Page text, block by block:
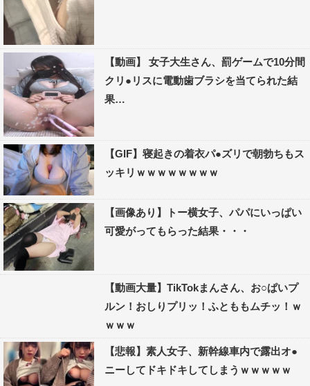
【動画】 女子大生さん、罰ゲームで10分間
クリ●リスに電動歯ブラシを当てられた結
果…
【GIF】寝起きの着衣パ●ズリで朝勃ちもス
ッキリｗｗｗｗｗｗｗｗ
【画像あり】トー横女子、パパにいっぱい
可愛がってもらった結果・・・
【動画大量】TikTokまんさん、お○ぱいプ
ルン！おしりプリッ！ふとももムチッ！ｗ
ｗｗｗ
【悲報】素人女子、新幹線車内で露出オ●
ニーしてドキドキしてしまうｗｗｗｗｗ